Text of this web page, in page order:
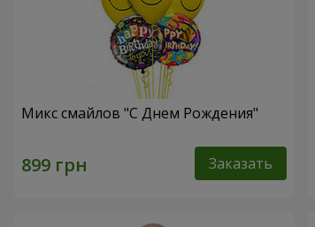
Микс смайлов "C Днем Рождения"
Заказать